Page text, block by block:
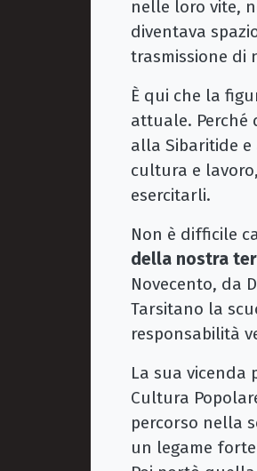
nelle loro vite,
diventava
trasmissione di
È qui che la
attuale. Perché
alla Sibaritide
cultura e
esercitarli.
Non è difficile
della nostra
Novecento, da
Tarsitano la
responsabilità
La sua vicenda
Cultura
percorso nella
un legame